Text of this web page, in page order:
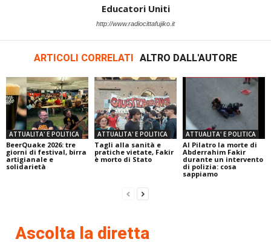
Educatori Uniti
http://www.radiocittafujiko.it
ARTICOLI CORRELATI ALTRO DALL'AUTORE
ATTUALITA' E POLITICA
BeerQuake 2026: tre
giorni di festival, birra
artigianale e
solidarietà
ATTUALITA' E POLITICA
Tagli alla sanità e
pratiche vietate, Fakir
è morto di Stato
ATTUALITA' E POLITICA
Al Pilatro la morte di
Abderrahim Fakir
durante un intervento
di polizia: cosa
sappiamo
Ascolta la diretta